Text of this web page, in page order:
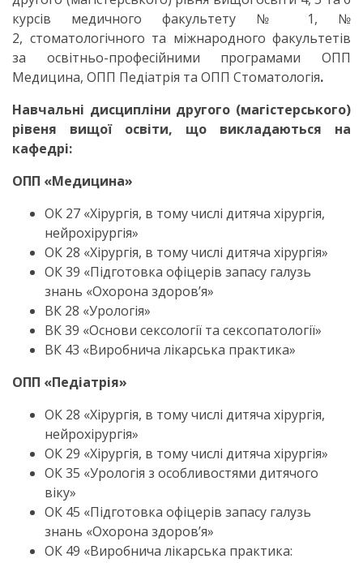
курсів медичного факультету № 1, №
2, стоматологічного та міжнародного факультетів
за освітньо-професійними програмами ОПП
Медицина, ОПП Педіатрія та ОПП Стоматологія.
Навчальні дисципліни другого (магістерського)
рівеня вищої освіти, що викладаються на
кафедрі:
ОПП «Медицина»
ОК 27 «Хірургія, в тому числі дитяча хірургія,
нейрохірургія»
ОК 28 «Хірургія, в тому числі дитяча хірургія»
ОК 39 «Підготовка офіцерів запасу галузь
знань «Охорона здоров’я»
ВК 28 «Урологія»
ВК 39 «Основи сексології та сексопатології»
ВК 43 «Виробнича лікарська практика»
ОПП «Педіатрія»
ОК 28 «Хірургія, в тому числі дитяча хірургія,
нейрохірургія»
ОК 29 «Хірургія, в тому числі дитяча хірургія»
ОК 35 «Урологія з особливостями дитячого
віку»
ОК 45 «Підготовка офіцерів запасу галузь
знань «Охорона здоров’я»
ОК 49 «Виробнича лікарська практика: